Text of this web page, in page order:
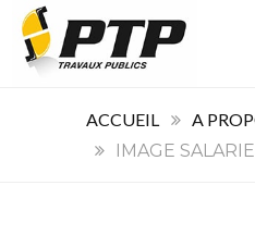
ACCUEIL
A
IMAGE